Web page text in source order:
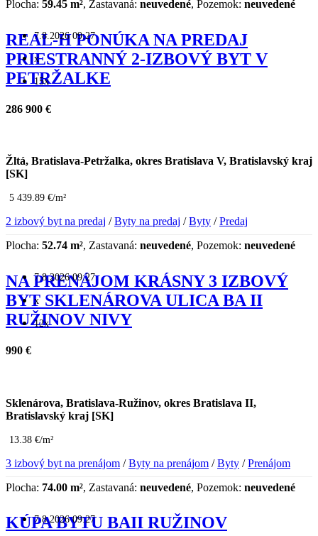
Plocha: 59.45 m², Zastavaná: neuvedené, Pozemok: neuvedené
7.8.2026 09:27
x
15x
REAL-H PONÚKA NA PREDAJ
PRIESTRANNÝ 2-IZBOVÝ BYT V
PETRŽALKE
286 900 €
Žltá, Bratislava-Petržalka, okres Bratislava V, Bratislavský kraj
[SK]
5 439.89 €/m²
2 izbový byt na predaj /Byty na predaj /Byty /Predaj
Plocha: 52.74 m², Zastavaná: neuvedené, Pozemok: neuvedené
7.8.2026 09:27
x
12x
NA PRENÁJOM KRÁSNY 3 IZBOVÝ
BYT SKLENÁROVA ULICA BA II
RUŽINOV NIVY
990 €
Sklenárova, Bratislava-Ružinov, okres Bratislava II,
Bratislavský kraj [SK]
13.38 €/m²
3 izbový byt na prenájom /Byty na prenájom /Byty /Prenájom
Plocha: 74.00 m², Zastavaná: neuvedené, Pozemok: neuvedené
7.8.2026 09:27
KÚPA BYTU BAII RUŽINOV